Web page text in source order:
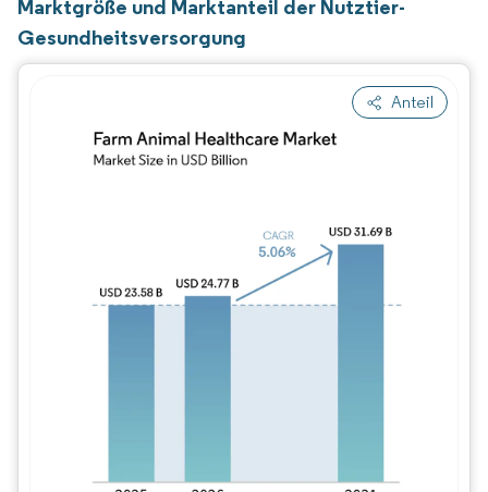
Marktgröße und Marktanteil der Nutztier-
Gesundheitsversorgung
Anteil